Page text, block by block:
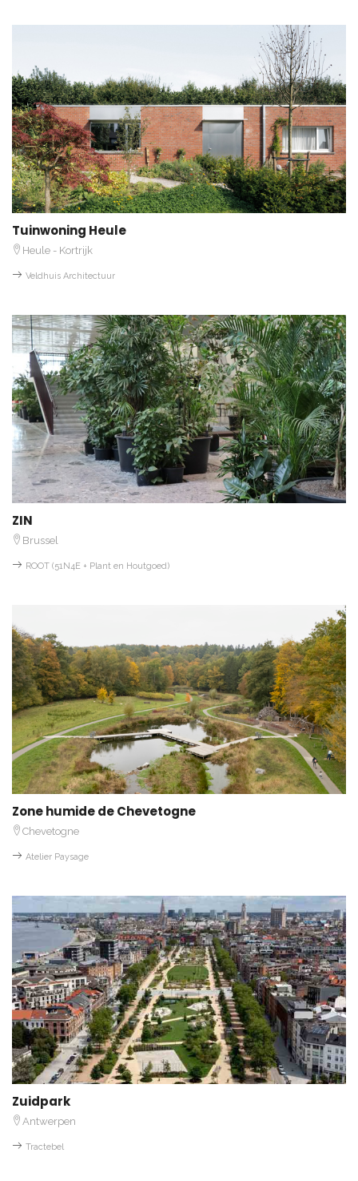
Tuinwoning Heule
Heule - Kortrijk
Veldhuis Architectuur
ZIN
Brussel
ROOT (51N4E + Plant en Houtgoed)
Zone humide de Chevetogne
Chevetogne
Atelier Paysage
Zuidpark
Antwerpen
Tractebel